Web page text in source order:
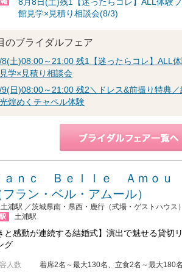
館見学×見積り相談会(8/3)
のブライダルフェア
8(土)08:00～21:00 残1【迷ったらコレ】ALL
学×見積り相談会
9(日)08:00～21:00 残2＼ドレス&前撮り特典
煌めくチャペル体験
ａｎｃ Ｂｅｌｌｅ Ａｍｏｕ
フラン・ベル・アムール）
浦駅 ／茨城県南・県西・鹿行（式場・ゲストハウス）
土浦駅
と感動が連続する結婚式】演出で魅せる貸切
グ
人数
着席2名～最大130名、立食2名～最大180名